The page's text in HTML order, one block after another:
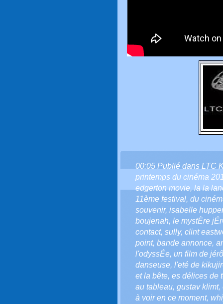
00:05 Publié dans LTC
printemps du cinéma
edgerton movie,la la
11ème festival, du
souvenir, isabelle
boujenah, le mystÈre
contact, sully, clint
point, bande annonce,
l'odyssÉe, un film de
danseuse, l'eté de
et la bête, es délices de
au tableau, gustav klimt,
à voir en ce moment,